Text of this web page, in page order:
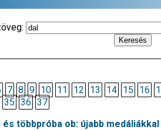
7 8 9 10 11 12 13 14 15 16
35 36 37
többpróba ob: újabb